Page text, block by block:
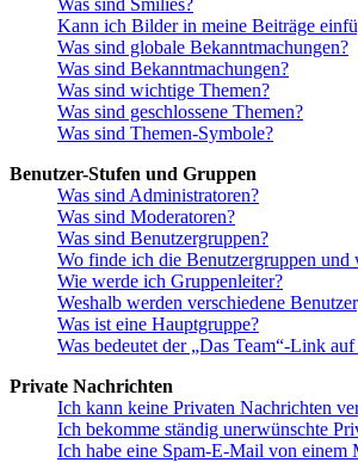
Kann ich Bilder in meine Beiträge
Was sind globale Bekanntmachungen?
Was sind Bekanntmachungen?
Was sind wichtige Themen?
Was sind geschlossene Themen?
Was sind Themen-Symbole?
Benutzer-Stufen und Gruppen
Was sind Administratoren?
Was sind Moderatoren?
Was sind Benutzergruppen?
Wo finde ich die Benutzergruppen und
Wie werde ich Gruppenleiter?
Weshalb werden verschiedene
Was ist eine Hauptgruppe?
Was bedeutet der „Das Team“-Link auf
Private Nachrichten
Ich kann keine Privaten Nachrichten
Ich bekomme ständig unerwünschte
Ich habe eine Spam-E-Mail von einem